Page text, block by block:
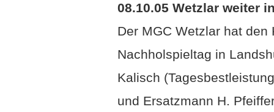
08.10.05 Wetzlar weiter
Der MGC Wetzlar hat
Nachholspieltag in
Kalisch
und Ersatzmann H.